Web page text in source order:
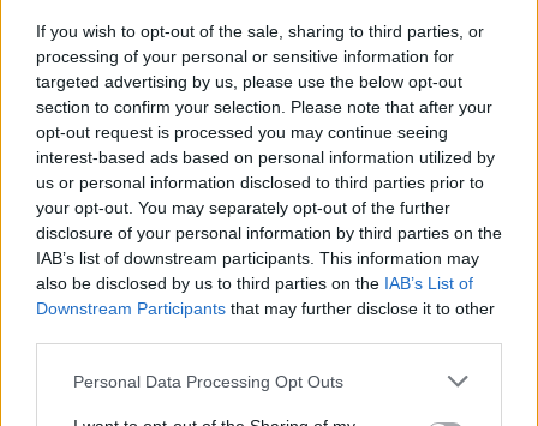
If you wish to opt-out of the sale, sharing to third parties, or
processing of your personal or sensitive information for
targeted advertising by us, please use the below opt-out
section to confirm your selection. Please note that after your
opt-out request is processed you may continue seeing
interest-based ads based on personal information utilized by
us or personal information disclosed to third parties prior to
your opt-out. You may separately opt-out of the further
disclosure of your personal information by third parties on the
IAB’s list of downstream participants. This information may
also be disclosed by us to third parties on the IAB’s List of
Downstream Participants that may further disclose it to other
Please note that this website/app uses one or more Google
Personal Data Processing Opt Outs
Masksatsakās no
vienošanās ar Zelenski;
atklājas, par ko viņiem ir
nopietnas nesaskaņas
“Ar katru jaunu ministru
kārtējā reforma!”
2018. gadā cilvēce klusi
pārkāpa šo robežu –